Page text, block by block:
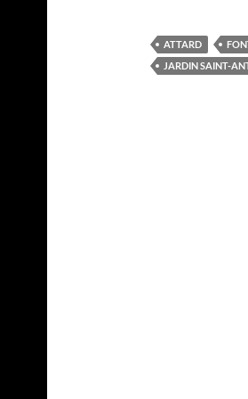
ATTARD
JARDIN SAINT-